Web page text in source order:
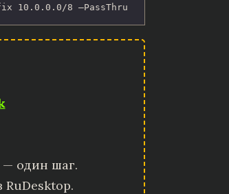
10.0.0.0/8 –PassThru
— один шаг.
RuDesktop.